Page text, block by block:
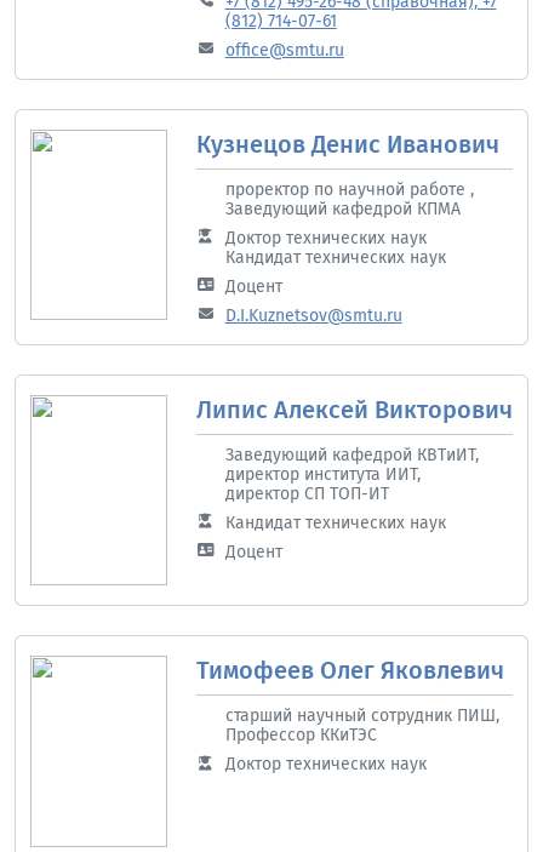
(812) 714-07-61
office@smtu.ru
Кузнецов Денис Иванович
проректор по научной работе ,
Заведующий кафедрой КПМА
Доктор технических наук
Кандидат технических наук
Доцент
D.I.Kuznetsov@smtu.ru
Липис Алексей Викторович
Заведующий кафедрой КВТиИТ,
директор института ИИТ,
директор СП ТОП-ИТ
Кандидат технических наук
Доцент
Тимофеев Олег Яковлевич
старший научный сотрудник ПИШ,
Профессор ККиТЭС
Доктор технических наук